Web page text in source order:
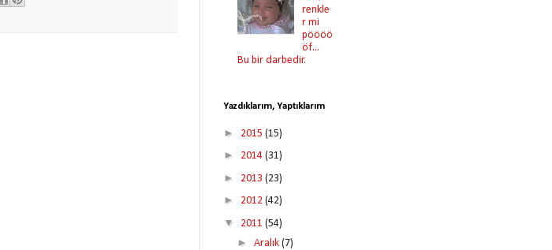
renkle
r mi
pöööö
öf...
Bu bir darbedir.
Yazdıklarım, Yaptıklarım
► 2015 (15)
► 2014 (31)
► 2013 (23)
► 2012 (42)
▼ 2011 (54)
► Aralık (7)